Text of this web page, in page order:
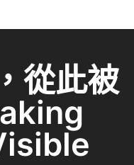
dI
n從此被